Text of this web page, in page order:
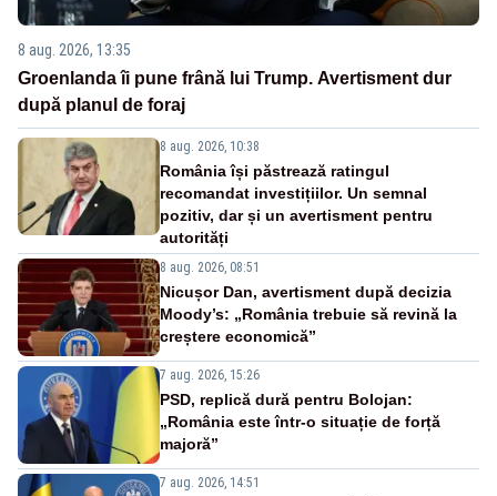
8 aug. 2026, 13:35
Groenlanda îi pune frână lui Trump. Avertisment dur
după planul de foraj
8 aug. 2026, 10:38
România își păstrează ratingul
recomandat investițiilor. Un semnal
pozitiv, dar și un avertisment pentru
autorități
8 aug. 2026, 08:51
Nicușor Dan, avertisment după decizia
Moody’s: „România trebuie să revină la
creștere economică”
7 aug. 2026, 15:26
PSD, replică dură pentru Bolojan:
„România este într-o situație de forță
majoră”
7 aug. 2026, 14:51